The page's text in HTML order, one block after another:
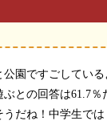
園ですごしてい
との回答は61.7％
だね！中学生では